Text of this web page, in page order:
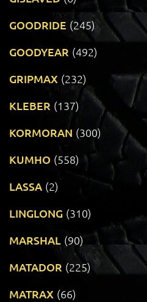
GOODRIDE (245)
GOODYEAR (492)
GRIPMAX (232)
KLEBER (137)
KORMORAN (300)
KUMHO (558)
LASSA (2)
LINGLONG (310)
MARSHAL (90)
MATADOR (225)
MATRAX (66)